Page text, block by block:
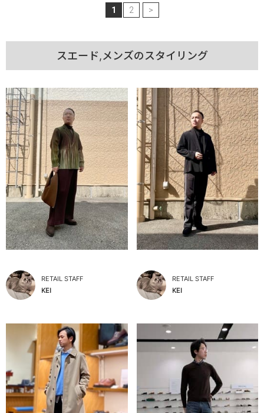
1 2 >
スエード,メンズのスタイリング
RETAIL STAFF
KEI
RETAIL STAFF
KEI